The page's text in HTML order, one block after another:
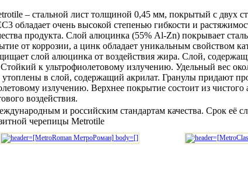
– стальной лист толщиной 0,45 мм, покрытый с
обладает очень высокой степенью гибкости и
продукта. Слой алюцинка (55% Al-Zn) покрывает
от коррозии, а цинк обладает уникальным свойством
слой алюцинка от воздействия жира. Слой,
к ультрофиолетовому излучению. Удельный вес
в слой, содержащий акрилат. Гранулы придают
излучению. Верхнее покрытие состоит из
воздействия.
и российским стандартам качества. Срок её
черепицы Metrotile